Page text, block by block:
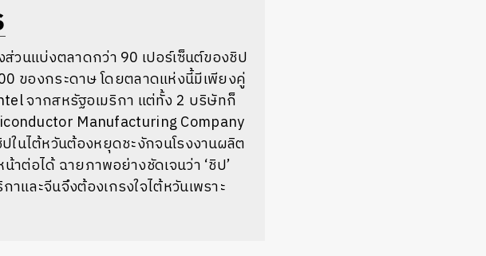
วนแบ่งตลาดกว่า 90 เปอร์เซ็นต์ของชิป
ของกระดาษ โดยตลาดแห่งนี้มีเพียงคู่
จากสหรัฐอเมริกา แต่ทั้ง 2 บริษัทก็
Manufacturing Company
ในไต้หวันต้องหยุดชะงักจนโรงงานผลิต
ต่อได้ ฉายภาพอย่างชัดเจนว่า ‘ชิป’
และจีนจึงต้องเกรงใจไต้หวันเพราะ